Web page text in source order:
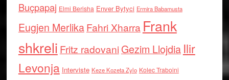
Buçpapaj Elmi Berisha Enver Bytyci Ermira Babamusta
Eugjen MerlikaFahri Xharra Frank
shkreli Fritz radovaniGezim Llojdia Ilir
Levonja Interviste Keze Kozeta Zylo Kolec Traboini